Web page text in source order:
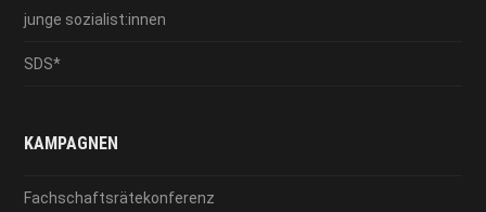
junge sozialist:innen
SDS*
KAMPAGNEN
Fachschaftsrätekonferenz